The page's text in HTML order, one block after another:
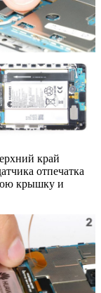
край
отпечатка
крышку и